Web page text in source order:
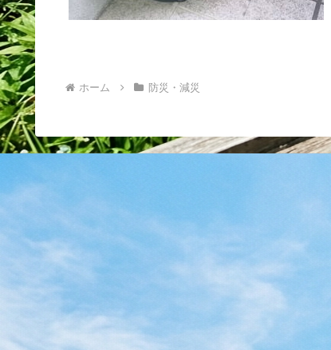
ホーム 防災・減災